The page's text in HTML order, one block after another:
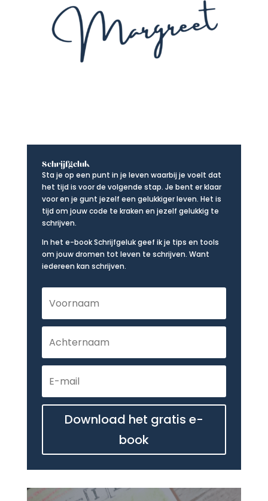
Schrijfgeluk
Sta je op een punt in je leven waarbij je voelt dat
het tijd is voor de volgende stap. Je bent er klaar
voor en je gunt jezelf een gelukkiger leven. Het is
tijd om jouw code te kraken en jezelf gelukkig te
schrijven.
In het e-book Schrijfgeluk geef ik je tips en tools
om jouw dromen tot leven te schrijven. Want
iedereen kan schrijven.
Download het gratis e-
book